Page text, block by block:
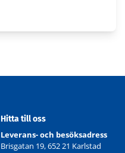
Hitta till oss
Leverans- och besöksadress
Brisgatan 19, 652 21 Karlstad